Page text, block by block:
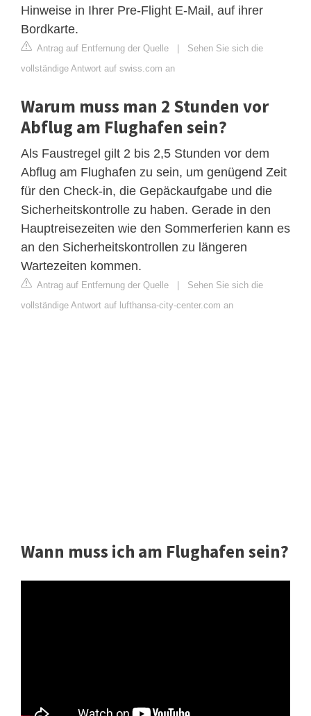
Hinweise in Ihrer Pre-Flight E-Mail, auf ihrer
Bordkarte.
Antrag auf Entfernung der Quelle
Sehen Sie sich die
vollständige Antwort auf swiss.com an
Warum muss man 2 Stunden vor
Abflug am Flughafen sein?
Als Faustregel gilt 2 bis 2,5 Stunden vor dem
Abflug am Flughafen zu sein, um genügend Zeit
für den Check-in, die Gepäckaufgabe und die
Sicherheitskontrolle zu haben. Gerade in den
Hauptreisezeiten wie den Sommerferien kann es
an den Sicherheitskontrollen zu längeren
Wartezeiten kommen.
Antrag auf Entfernung der Quelle
Sehen Sie sich die
vollständige Antwort auf lufthansa-city-center.com an
Wann muss ich am Flughafen sein?